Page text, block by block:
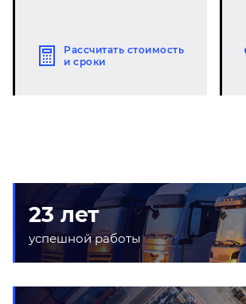
Рассчитать стоимость
и сроки
23 лет
успешной работы